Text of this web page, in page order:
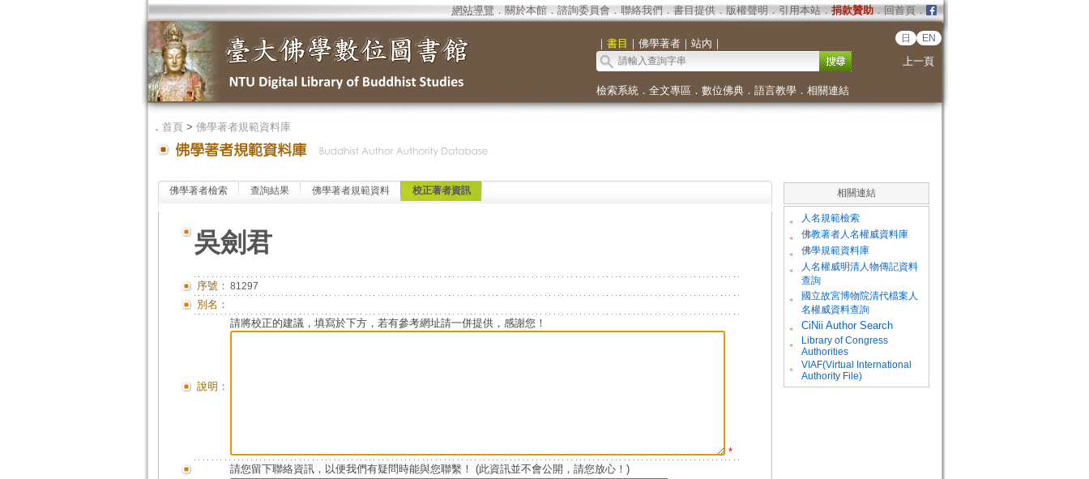
網站導覽 ． 關於本館． 諮詢委員會． 聯絡我們 ． 書目提供． 版權聲明 ． 引用本站． 捐款贊助．回首頁．
｜ 書目 ｜ 佛學著者｜ 站內 ｜ 日 EN
上一頁
檢索系統． 全文專區 ． 數位佛典． 語言教學． 相關連結
． 首頁> 佛學著者規範資料庫
佛學著者檢索 查詢結果 佛學著者規範資料 校正著者資訊
吳劍君
序號： 81297
別名：
說明：
請將校正的建議，填寫於下方，若有參考網址請一併提供，感謝您！
*
請您留下聯絡資訊，以便我們有疑問時能與您聯繫！ (此資訊並不會公開，請您放心！)
相關連結
。 人名規範檢索
。 佛教著者人名權威資料庫
。 佛學規範資料庫
。
人名權威明清人物傳記資料
查詢
。
國立故宮博物院清代檔案人
名權威資料查詢
。
CiNii Author Search
。
Library of Congress
Authorities
。
VIAF(Virtual International
Authority File)